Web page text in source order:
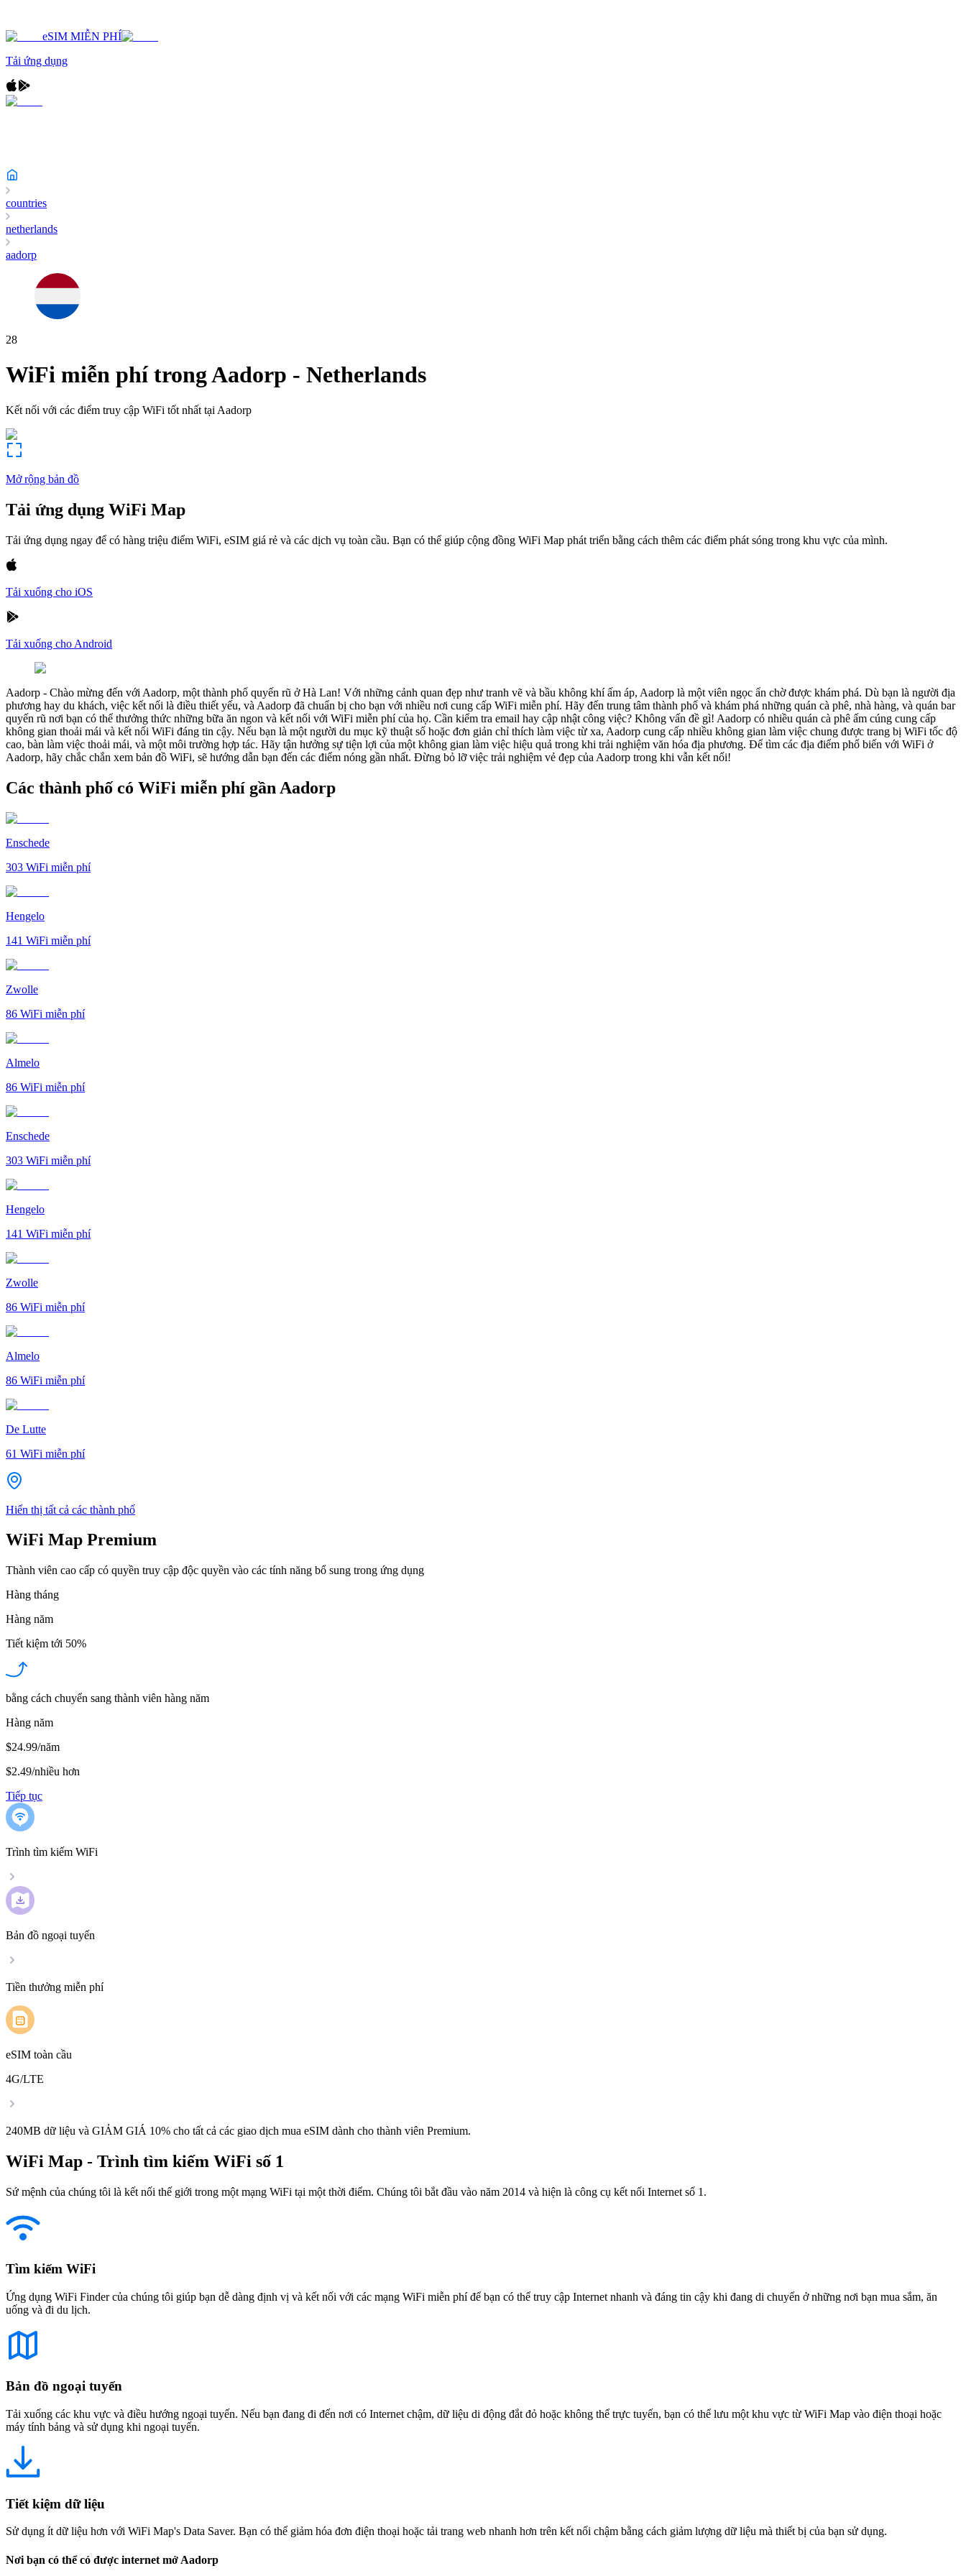
eSIM MIỄN PHÍ
Tải ứng dụng
countries
netherlands
aadorp
28
WiFi miễn phí trongAadorp - Netherlands
Kết nối với các điểm truy cập WiFi tốt nhất tại Aadorp
Mở rộng bản đồ
Tải ứng dụng WiFi Map
Tải ứng dụng ngay để có hàng triệu điểm WiFi, eSIM giá rẻ và các dịch vụ toàn cầu. Bạn có thể giúp cộng đồng WiFi Map phát triển bằng cách thêm các điểm phát sóng trong khu vực của mình.
Tải xuống cho iOS
Tải xuống cho Android
Aadorp - Chào mừng đến với Aadorp, một thành phố quyến rũ ở Hà Lan! Với những cảnh quan đẹp như tranh vẽ và bầu không khí ấm áp, Aadorp là một viên ngọc ẩn chờ được khám phá. Dù bạn là người địa
phương hay du khách, việc kết nối là điều thiết yếu, và Aadorp đã chuẩn bị cho bạn với nhiều nơi cung cấp WiFi miễn phí. Hãy đến trung tâm thành phố và khám phá những quán cà phê, nhà hàng, và quán bar
quyến rũ nơi bạn có thể thưởng thức những bữa ăn ngon và kết nối với WiFi miễn phí của họ. Cần kiểm tra email hay cập nhật công việc? Không vấn đề gì! Aadorp có nhiều quán cà phê ấm cúng cung cấp
không gian thoải mái và kết nối WiFi đáng tin cậy. Nếu bạn là một người du mục kỹ thuật số hoặc đơn giản chỉ thích làm việc từ xa, Aadorp cung cấp nhiều không gian làm việc chung được trang bị WiFi tốc độ
cao, bàn làm việc thoải mái, và một môi trường hợp tác. Hãy tận hưởng sự tiện lợi của một không gian làm việc hiệu quả trong khi trải nghiệm văn hóa địa phương. Để tìm các địa điểm phổ biến với WiFi ở
Aadorp, hãy chắc chắn xem bản đồ WiFi, sẽ hướng dẫn bạn đến các điểm nóng gần nhất. Đừng bỏ lỡ việc trải nghiệm vẻ đẹp của Aadorp trong khi vẫn kết nối!
Các thành phố có WiFi miễn phí gần Aadorp
Enschede
303 WiFi miễn phí
Hengelo
141 WiFi miễn phí
Zwolle
86 WiFi miễn phí
Almelo
86 WiFi miễn phí
Enschede
303 WiFi miễn phí
Hengelo
141 WiFi miễn phí
Zwolle
86 WiFi miễn phí
Almelo
86 WiFi miễn phí
De Lutte
61 WiFi miễn phí
Hiển thị tất cả các thành phố
WiFi Map Premium
Thành viên cao cấp có quyền truy cập độc quyền vào các tính năng bổ sung trong ứng dụng
Hàng tháng
Hàng năm
Tiết kiệm tới 50%
bằng cách chuyển sang thành viên hàng năm
Hàng năm
$24.99/năm
$2.49/nhiều hơn
Tiếp tục
Trình tìm kiếm WiFi
Bản đồ ngoại tuyến
Tiền thưởng miễn phí
eSIM toàn cầu
4G/LTE
240MB dữ liệu và GIẢM GIÁ 10% cho tất cả các giao dịch mua eSIM dành cho thành viên Premium.
WiFi Map - Trình tìm kiếm WiFi số 1
Sứ mệnh của chúng tôi là kết nối thế giới trong một mạng WiFi tại một thời điểm. Chúng tôi bắt đầu vào năm 2014 và hiện là công cụ kết nối Internet số 1.
Tìm kiếm WiFi
Ứng dụng WiFi Finder của chúng tôi giúp bạn dễ dàng định vị và kết nối với các mạng WiFi miễn phí để bạn có thể truy cập Internet nhanh và đáng tin cậy khi đang di chuyển ở những nơi bạn mua sắm, ăn
uống và đi du lịch.
Bản đồ ngoại tuyến
Tải xuống các khu vực và điều hướng ngoại tuyến. Nếu bạn đang đi đến nơi có Internet chậm, dữ liệu di động đắt đỏ hoặc không thể trực tuyến, bạn có thể lưu một khu vực từ WiFi Map vào điện thoại hoặc
máy tính bảng và sử dụng khi ngoại tuyến.
Tiết kiệm dữ liệu
Sử dụng ít dữ liệu hơn với WiFi Map's Data Saver. Bạn có thể giảm hóa đơn điện thoại hoặc tải trang web nhanh hơn trên kết nối chậm bằng cách giảm lượng dữ liệu mà thiết bị của bạn sử dụng.
Nơi bạn có thể có được internet mở Aadorp